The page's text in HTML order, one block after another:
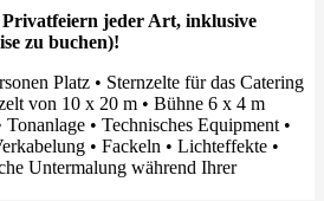
jeder Art, inklusive
zu buchen)!
Platz • Sternzelte für das Catering
von 10 x 20 m • Bühne 6 x 4 m
• Technisches Equipment •
• Fackeln • Lichteffekte •
Untermalung während Ihrer